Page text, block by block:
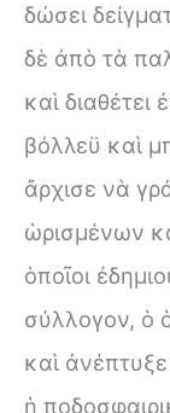
δώσει
δὲ ἀπὸ τὰ
καὶ διαθέτει
βόλλεϋ καὶ
ἄρχισε νὰ
ὡρισμένων
ὁποῖοι
σύλλογον, ὁ
καὶ
ἡ